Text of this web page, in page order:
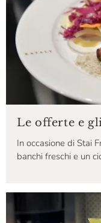
Le offerte e
In occasione di Stai
banchi freschi e un